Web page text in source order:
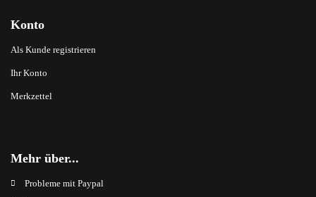
Konto
Als Kunde registrieren
Ihr Konto
Merkzettel
Mehr über...
Probleme mit Paypal